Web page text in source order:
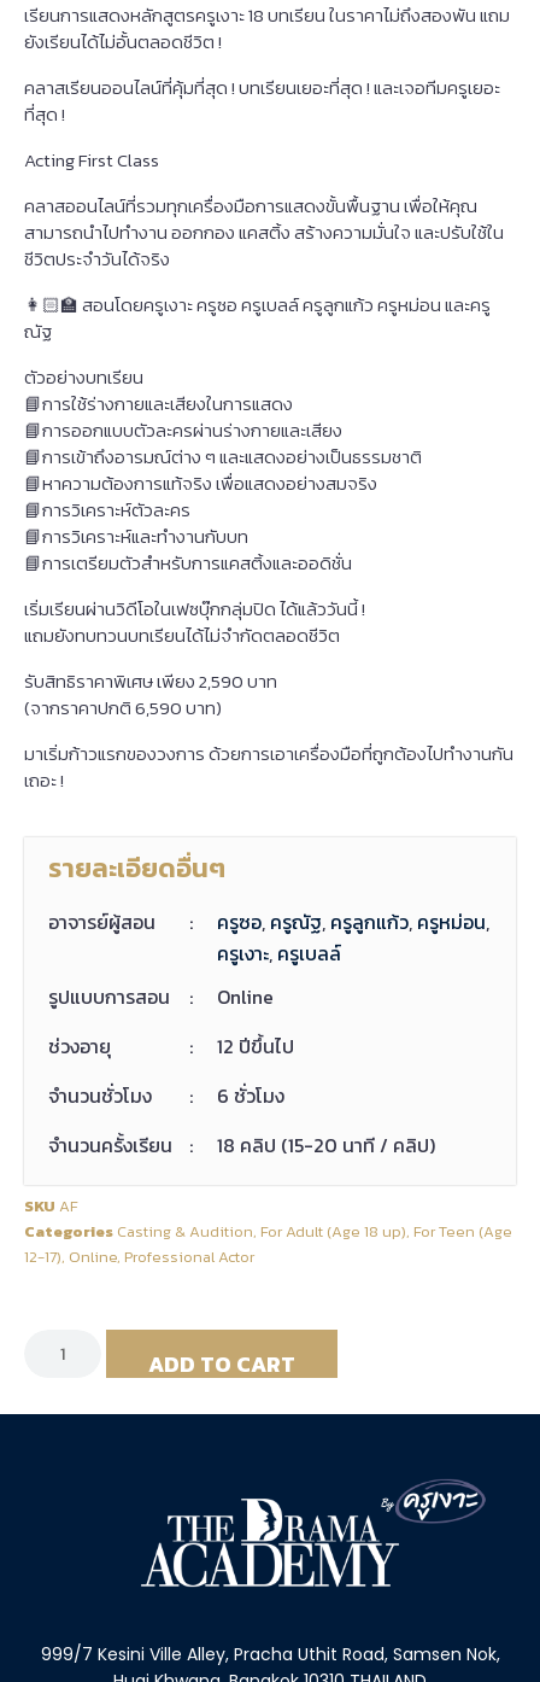
เรียนการแสดงหลักสูตรครูเงาะ 18 บทเรียน ในราคาไม่ถึงสองพัน แถม
ยังเรียนได้ไม่อั้นตลอดชีวิต !
คลาสเรียนออนไลน์ที่คุ้มที่สุด ! บทเรียนเยอะที่สุด ! และเจอทีมครูเยอะ
ที่สุด !
Acting First Class
คลาสออนไลน์ที่รวมทุกเครื่องมือการแสดงขั้นพื้นฐาน เพื่อให้คุณ
สามารถนำไปทำงาน ออกกอง แคสติ้ง สร้างความมั่นใจ และปรับใช้ใน
ชีวิตประจำวันได้จริง
👩🏻‍🏫 สอนโดยครูเงาะ ครูซอ ครูเบลล์ ครูลูกแก้ว ครูหม่อน และครู
ณัฐ
ตัวอย่างบทเรียน
📘การใช้ร่างกายและเสียงในการแสดง
📘การออกแบบตัวละครผ่านร่างกายและเสียง
📘การเข้าถึงอารมณ์ต่าง ๆ และแสดงอย่างเป็นธรรมชาติ
📘หาความต้องการแท้จริง เพื่อแสดงอย่างสมจริง
📘การวิเคราะห์ตัวละคร
📘การวิเคราะห์และทำงานกับบท
📘การเตรียมตัวสำหรับการแคสติ้งและออดิชั่น
เริ่มเรียนผ่านวิดีโอในเฟซบุ๊กกลุ่มปิด ได้แล้ววันนี้ !
แถมยังทบทวนบทเรียนได้ไม่จำกัดตลอดชีวิต
รับสิทธิราคาพิเศษ เพียง 2,590 บาท
(จากราคาปกติ 6,590 บาท)
มาเริ่มก้าวแรกของวงการ ด้วยการเอาเครื่องมือที่ถูกต้องไปทำงานกัน
เถอะ !
รายละเอียดอื่นๆ
อาจารย์ผู้สอน : ครูซอ, ครูณัฐ, ครูลูกแก้ว, ครูหม่อน,
ครูเงาะ, ครูเบลล์
รูปแบบการสอน
:
Online
ช่วงอายุ
:
12 ปีขึ้นไป
จำนวนชั่วโมง
:
6 ชั่วโมง
จำนวนครั้งเรียน
: 18 คลิป (15-20 นาที / คลิป)
SKU AF
Categories Casting & Audition, For Adult (Age 18 up), For Teen (Age
12-17), Online, Professional Actor
ADD TO CART
999/7 Kesini Ville Alley, Pracha Uthit Road, Samsen Nok,